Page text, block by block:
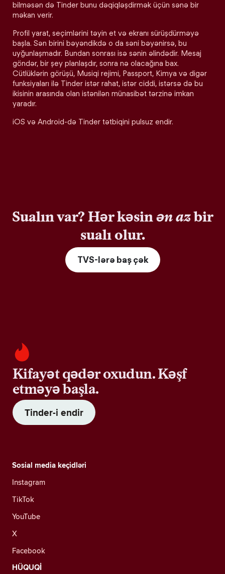
bilməsən də Tinder bunu dəqiqləşdirmək üçün sənə bir
məkan verir.
Profil yarat, seçimlərini təyin et və ekranı sürüşdürməyə
başla. Sən birini bəyəndikdə o da səni bəyənirsə, bu
uyğunlaşmadır. Bundan sonrası isə sənin əlindədir. Mesaj
göndər, bir şey planlaşdır, sonra nə olacağına bax.
Cütlüklərin görüşü, Musiqi rejimi, Passport, Kimya və digər
funksiyaları ilə Tinder istər rahat, istər ciddi, istərsə də bu
ikisinin arasında olan istənilən münasibət tərzinə imkan
yaradır.
iOS və Android-də Tinder tətbiqini pulsuz endir.
Sualın var? Hər kəsinən azbir
sualı olur.
TVS-lərə baş çək
Kifayət qədər oxudun. Kəşf
etməyə başla.
Tinder-i endir
Sosial media keçidləri
Instagram
TikTok
YouTube
X
Facebook
HÜQUQİ